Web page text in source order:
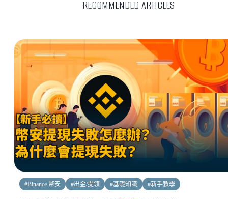
RECOMMENDED ARTICLES
#Binance 幣安 #出金/提領 #基礎知識 #新手教學